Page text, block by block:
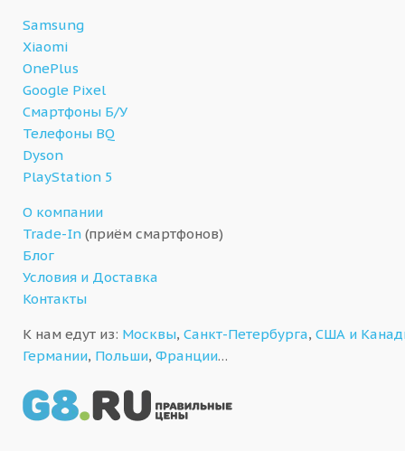
Samsung
Xiaomi
OnePlus
Google Pixel
Смартфоны Б/У
Телефоны BQ
Dyson
PlayStation 5
О компании
Trade-In (приём смартфонов)
Блог
Условия и Доставка
Контакты
К нам едут из: Москвы, Санкт-Петербурга, США и
Германии, Польши, Франции…